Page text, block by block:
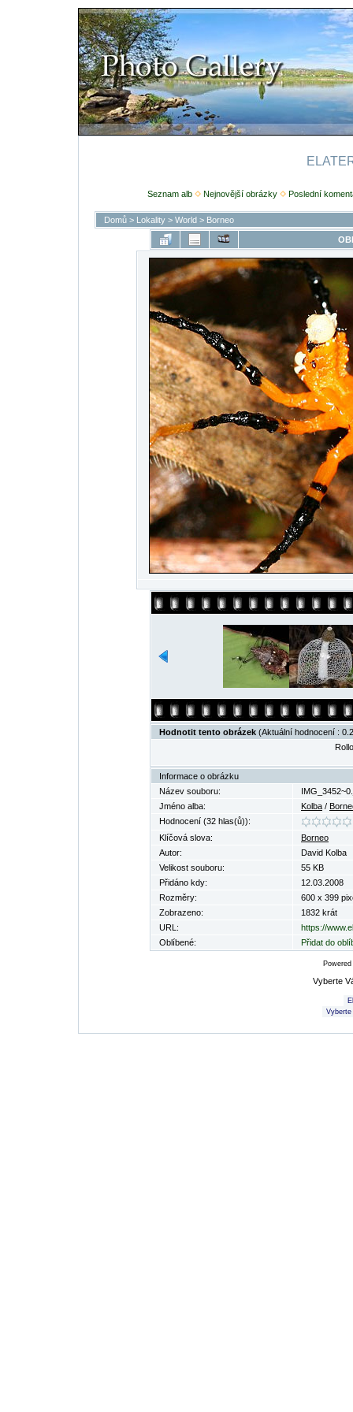
Seznam alb Nejnovější obrázky Poslední
Domů> Lokality> World> Borneo
Hodnotit tento obrázek (Aktuální hodnocení :
Informace o obrázku
Název souboru:
Jméno alba:
Kolba /
Hodnocení (32 hlas(ů)):
Klíčová slova:
Borneo
Autor:
David Kolba
Velikost souboru:
55 KB
Přidáno kdy:
12.03.2008
Rozměry:
600 x 399
Zobrazeno:
1832 krát
URL:
https://
Oblíbené:
Přidat do
Vyberte